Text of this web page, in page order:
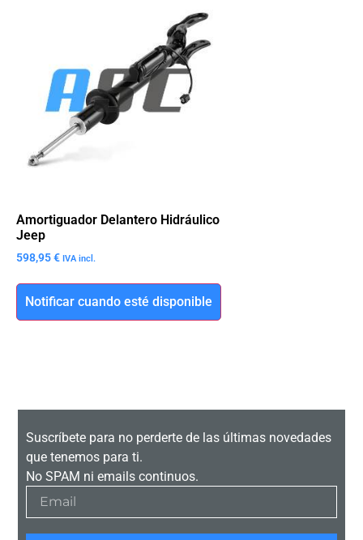
Amortiguador Delantero Hidráulico
Jeep
598,95€ IVA incl.
Notificar cuando esté disponible
Suscríbete para no perderte de las últimas novedades
que tenemos para ti.
No SPAM ni emails continuos.